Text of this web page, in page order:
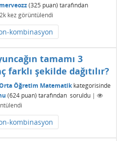
merveozz (325 puan) tarafından
kez görüntülendi
kombinasyon
tamamı 3
farklı şekilde dağıtılır?
Öğretim Matematikkategorisinde
(624puan) tarafından soruldu |
kombinasyon